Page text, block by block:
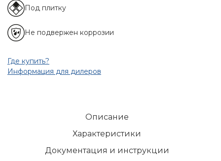
Под плитку
Не подвержен коррозии
Где купить?
Информация для дилеров
Описание
Характеристики
Документация и инструкции